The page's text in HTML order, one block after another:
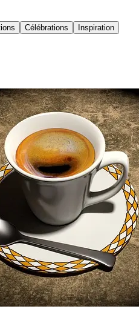
Célébrations Inspiration